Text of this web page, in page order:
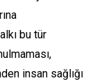
bu tür
insan sağlığı